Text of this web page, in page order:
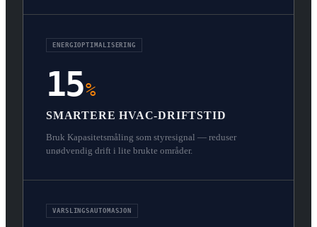
ENERGIOPTIMALISERING
15%
SMARTERE HVAC-DRIFTSTID
Bruk Kapasitetsmåling som styresignal — reduser
unødvendig drift i lite brukte områder.
VARSLINGSAUTOMASJON